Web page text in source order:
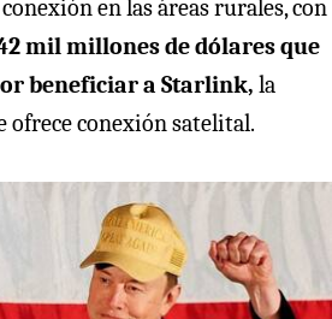
en las áreas rurales, con
mil millones de dólares que
beneficiar a Starlink, la
ofrece conexión satelital.